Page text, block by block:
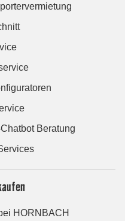
Beratung
HORNBACH